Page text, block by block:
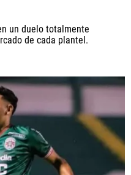
un duelo totalmente
de cada plantel.